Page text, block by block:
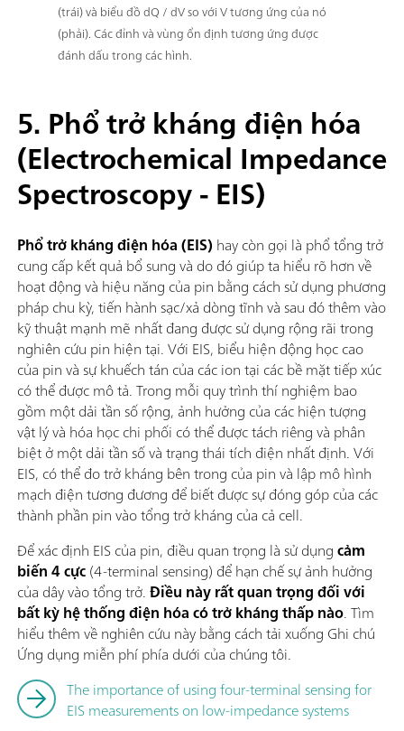
(trái) và biểu đồ dQ / dV so với V tương ứng của nó
(phải). Các đỉnh và vùng ổn định tương ứng được
đánh dấu trong các hình.
5. Phổ trở kháng điện hóa
(Electrochemical Impedance
Spectroscopy - EIS)
Phổ trở kháng điện hóa (EIS) hay còn gọi là phổ tổng trở
cung cấp kết quả bổ sung và do đó giúp ta hiểu rõ hơn về
hoạt động và hiệu năng của pin bằng cách sử dụng phương
pháp chu kỳ, tiến hành sạc/xả dòng tĩnh và sau đó thêm vào
kỹ thuật mạnh mẽ nhất đang được sử dụng rộng rãi trong
nghiên cứu pin hiện tại. Với EIS, biểu hiện động học cao
của pin và sự khuếch tán của các ion tại các bề mặt tiếp xúc
có thể được mô tả. Trong mỗi quy trình thí nghiệm bao
gồm một dải tần số rộng, ảnh hưởng của các hiện tượng
vật lý và hóa học chi phối có thể được tách riêng và phân
biệt ở một dải tần số và trạng thái tích điện nhất định. Với
EIS, có thể đo trở kháng bên trong của pin và lập mô hình
mạch điện tương đương để biết được sự đóng góp của các
thành phần pin vào tổng trở kháng của cả cell.
Để xác định EIS của pin, điều quan trọng là sử dụngcảm
biến 4 cực(4-terminal sensing) để hạn chế sự ảnh hưởng
của dây vào tổng trở.Điều này rất quan trọng đối với
bất kỳ hệ thống điện hóa có trở kháng thấp nào. Tìm
hiểu thêm về nghiên cứu này bằng cách tải xuống Ghi chú
Ứng dụng miễn phí phía dưới của chúng tôi.
The importance of using four-terminal sensing for
EIS measurements on low-impedance systems